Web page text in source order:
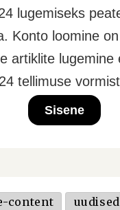
lugemiseks
Konto loomine
artiklite lugemine
tellimuse
Sisene
content uudised